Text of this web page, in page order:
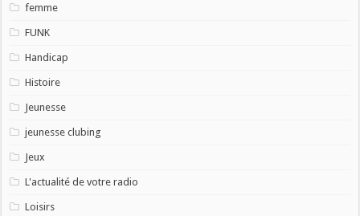
femme
FUNK
Handicap
Histoire
Jeunesse
jeunesse clubing
Jeux
L'actualité de votre radio
Loisirs